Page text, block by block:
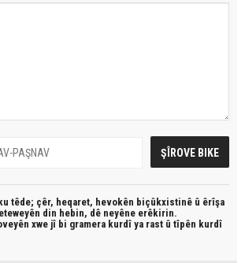
têde; çêr, heqaret, hevokên biçûkxistinê û êrîşa
din hebin, dê neyêne erêkirin.
xwe jî bi gramera kurdî ya rast û tîpên kurdî